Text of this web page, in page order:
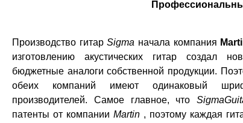
Производство гитарSigma начала компания
изготовлению акустических гитар создал
бюджетные аналоги собственной продукции.
обеих компаний имеют одинаковый
производителей. Самое главное, что
патенты от компанииMartin , поэтому каждая